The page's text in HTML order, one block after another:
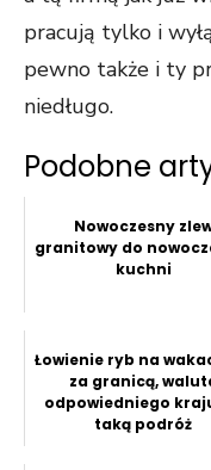
pracują tylko i
pewno także i ty
niedługo.
Podobne
Nowoczesny
granitowy do
kuchni
Łowienie ryb na
za granicą,
odpowiedniego
taką podróż